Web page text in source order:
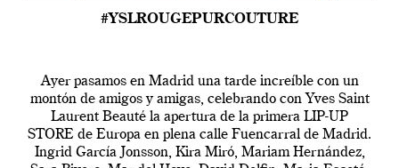
#YSLROUGEPURCOUTURE
Ayer pasamos en Madrid una tarde increíble con un
montón de amigos y amigas, celebrando con Yves Saint
Laurent Beauté la apertura de la primera LIP-UP
STORE de Europa en plena calle Fuencarral de Madrid.
Ingrid García Jonsson, Kira Miró, Mariam Hernández,